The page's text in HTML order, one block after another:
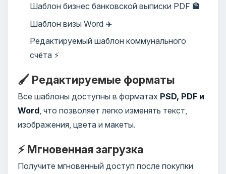
Шаблон бизнес банковской выписки PDF 🏦
Шаблон визы Word ✈️
Редактируемый шаблон коммунального
счёта ⚡
🖌️ Редактируемые форматы
Все шаблоны доступны в форматах PSD, PDF и
Word , что позволяет легко изменять текст,
изображения, цвета и макеты.
⚡ Мгновенная загрузка
Получите мгновенный доступ после покупки